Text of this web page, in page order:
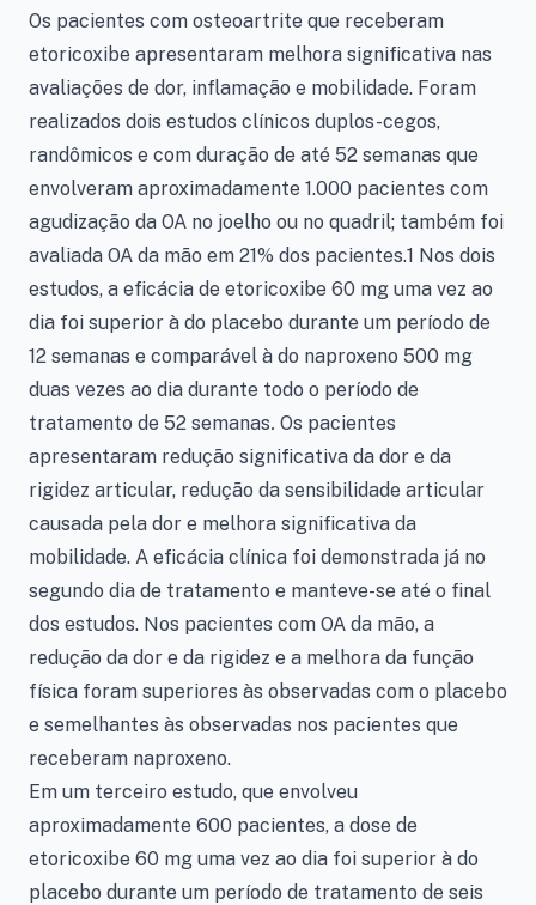
Os pacientes com osteoartrite que receberam
etoricoxibe apresentaram melhora significativa nas
avaliações de dor, inflamação e mobilidade. Foram
realizados dois estudos clínicos duplos-cegos,
randômicos e com duração de até 52 semanas que
envolveram aproximadamente 1.000 pacientes com
agudização da OA no joelho ou no quadril; também foi
avaliada OA da mão em 21% dos pacientes.1 Nos dois
estudos, a eficácia de etoricoxibe 60 mg uma vez ao
dia foi superior à do placebo durante um período de
12 semanas e comparável à do naproxeno 500 mg
duas vezes ao dia durante todo o período de
tratamento de 52 semanas. Os pacientes
apresentaram redução significativa da dor e da
rigidez articular, redução da sensibilidade articular
causada pela dor e melhora significativa da
mobilidade. A eficácia clínica foi demonstrada já no
segundo dia de tratamento e manteve-se até o final
dos estudos. Nos pacientes com OA da mão, a
redução da dor e da rigidez e a melhora da função
física foram superiores às observadas com o placebo
e semelhantes às observadas nos pacientes que
receberam naproxeno.
Em um terceiro estudo, que envolveu
aproximadamente 600 pacientes, a dose de
etoricoxibe 60 mg uma vez ao dia foi superior à do
placebo durante um período de tratamento de seis